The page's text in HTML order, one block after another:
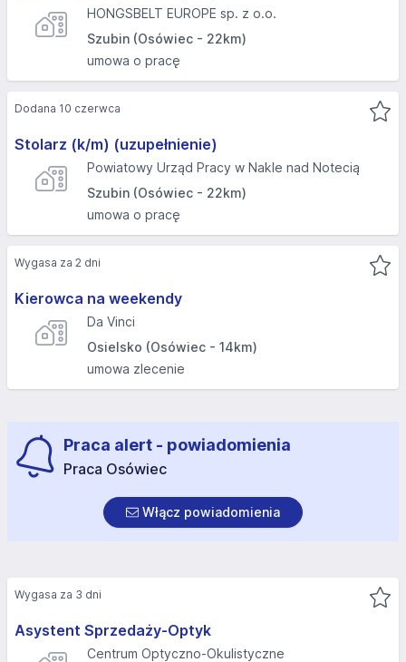
HONGSBELT EUROPE sp. z o.o.
Szubin (Osówiec - 22km)
umowa o pracę
Stolarz (k/m) (uzupełnienie)
Powiatowy Urząd Pracy w Nakle nad Notecią
Szubin (Osówiec - 22km)
umowa o pracę
Dodana 10 czerwca
Kierowca na weekendy
Da Vinci
Osielsko (Osówiec - 14km)
umowa zlecenie
Wygasa za 2 dni
Praca alert - powiadomienia
Praca Osówiec
Włącz powiadomienia
Asystent Sprzedaży-Optyk
Centrum Optyczno-Okulistyczne
Wygasa za 3 dni